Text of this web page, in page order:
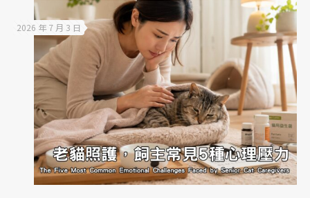
2026 年 7 月 3 日